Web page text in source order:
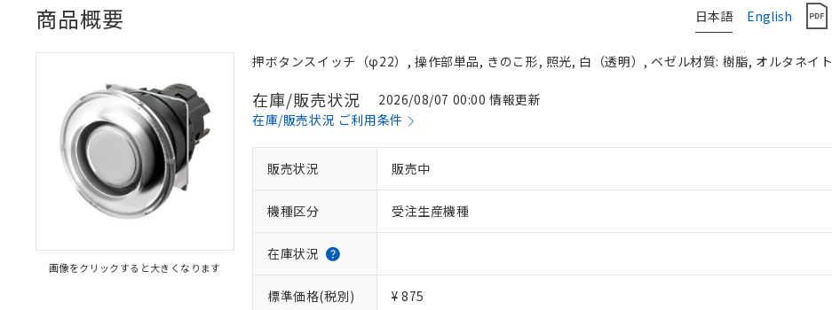
日本語 English
商品概要
画像をクリックすると大きくなります
押ボタンスイッチ（φ22）, 操作部単品, きのこ形, 照光, 白（透明）, ベゼル材質: 樹脂, オルタネイト
在庫/販売状況
2026/08/07 00:00 情報更新
在庫/販売状況 ご利用条件
販売状況 販売中
機種区分 受注生産機種
在庫状況
標準価格(税別) ¥ 875